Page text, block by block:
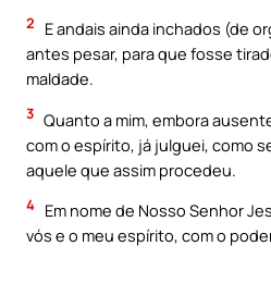
2
E andais ainda inchados (de
antes pesar, para que fosse
maldade.
3 Quanto a mim, embora
com o espírito, já julguei, como
aquele que assim procedeu.
4 Em nome de Nosso Senhor
vós e o meu espírito, com o